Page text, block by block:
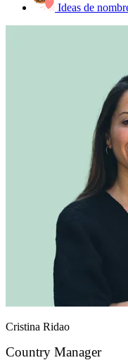
Ideas de
Cristina Ridao
Country Manager